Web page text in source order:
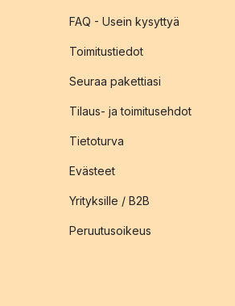
FAQ - Usein kysyttyä
Toimitustiedot
Seuraa pakettiasi
Tilaus- ja toimitusehdot
Tietoturva
Evästeet
Yrityksille / B2B
Peruutusoikeus